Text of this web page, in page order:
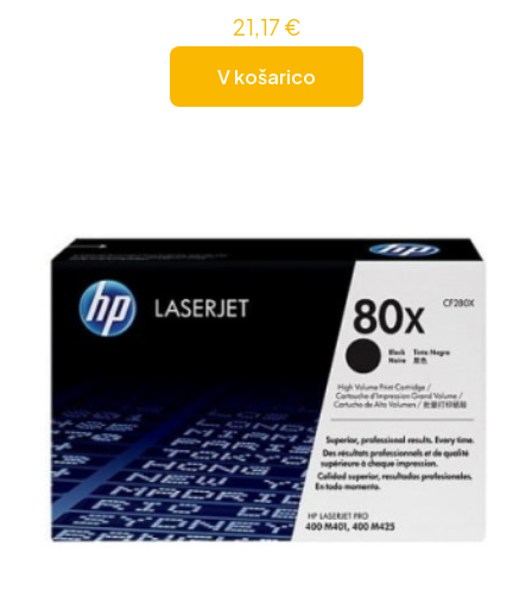
21,17 €
V košarico